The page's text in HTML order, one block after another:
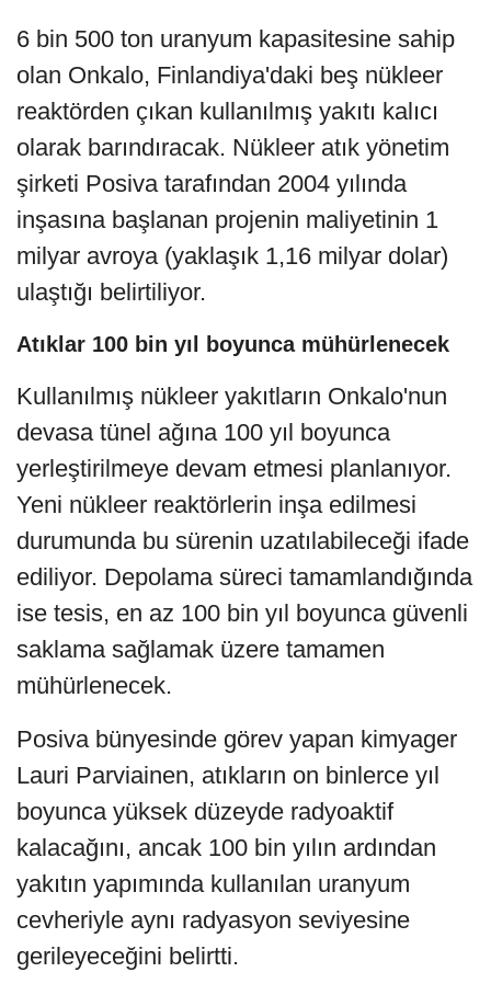
6 bin 500 ton uranyum kapasitesine sahip
olan Onkalo, Finlandiya'daki beş nükleer
reaktörden çıkan kullanılmış yakıtı kalıcı
olarak barındıracak. Nükleer atık yönetim
şirketi Posiva tarafından 2004 yılında
inşasına başlanan projenin maliyetinin 1
milyar avroya (yaklaşık 1,16 milyar dolar)
ulaştığı belirtiliyor.
Atıklar 100 bin yıl boyunca mühürlenecek
Kullanılmış nükleer yakıtların Onkalo'nun
devasa tünel ağına 100 yıl boyunca
yerleştirilmeye devam etmesi planlanıyor.
Yeni nükleer reaktörlerin inşa edilmesi
durumunda bu sürenin uzatılabileceği ifade
ediliyor. Depolama süreci tamamlandığında
ise tesis, en az 100 bin yıl boyunca güvenli
saklama sağlamak üzere tamamen
mühürlenecek.
Posiva bünyesinde görev yapan kimyager
Lauri Parviainen, atıkların on binlerce yıl
boyunca yüksek düzeyde radyoaktif
kalacağını, ancak 100 bin yılın ardından
yakıtın yapımında kullanılan uranyum
cevheriyle aynı radyasyon seviyesine
gerileyeceğini belirtti.